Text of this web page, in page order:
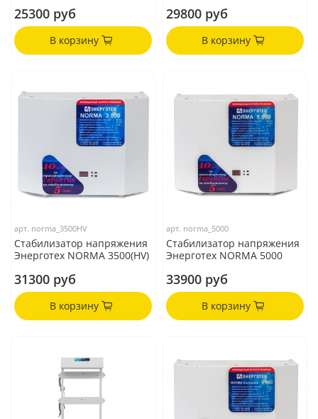
25300 руб
В корзину
29800 руб
В корзину
арт. norma_3500HV
Стабилизатор напряжения
Энерготех NORMA 3500(HV)
31300 руб
В корзину
арт. norma_5000
Стабилизатор напряжения
Энерготех NORMA 5000
33900 руб
В корзину